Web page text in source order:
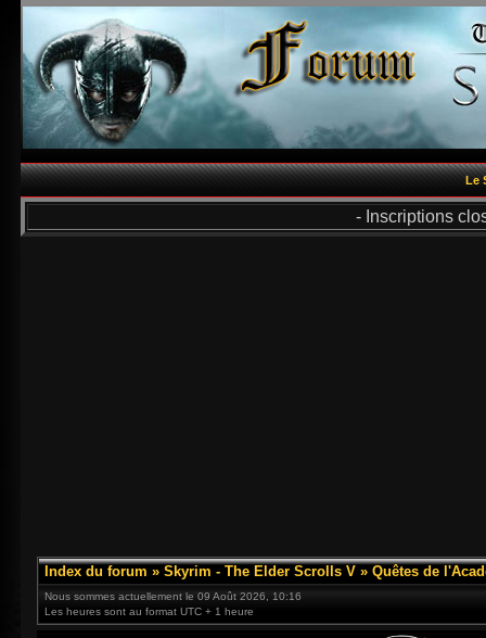
Le
- Inscriptions
Index du forum » Skyrim - The Elder Scrolls V » Quêtes de
Nous sommes actuellement le 09 Août 2026, 10:16
Les heures sont au format UTC + 1 heure